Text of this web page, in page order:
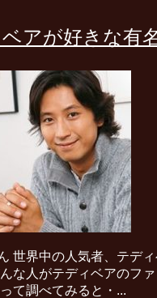
アが好きな有
世界中の人気者、テデ
な人がテディベアのフ
て調べてみると・...